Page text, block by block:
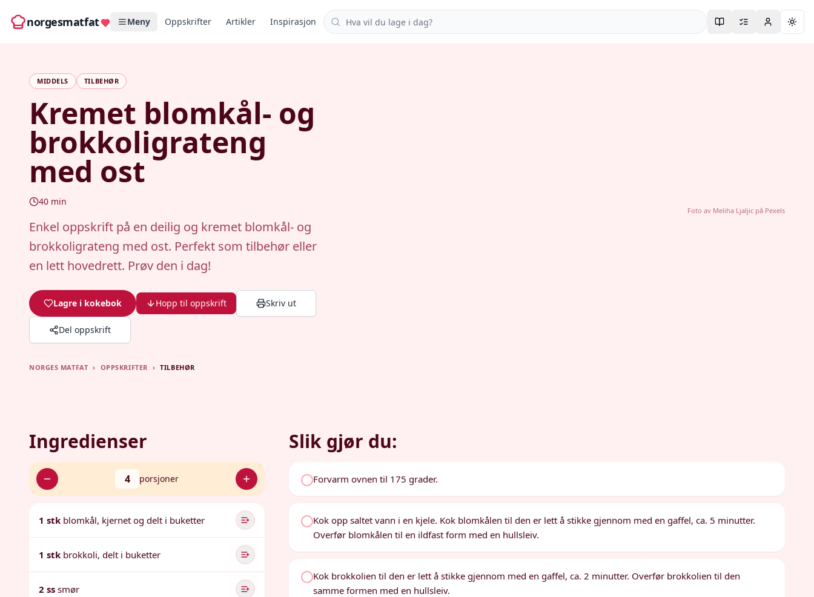
norgesmatfat Meny Oppskrifter Artikler Inspirasjon Søk i oppskrifter
MIDDELS TILBEHØR
Kremet blomkål- og
brokkoligrateng
med ost
40 min
Enkel oppskrift på en deilig og kremet blomkål- og
brokkoligrateng med ost. Perfekt som tilbehør eller
en lett hovedrett. Prøv den i dag!
Lagre i kokebok Hopp til oppskrift Skriv ut
Del oppskrift
Foto av Meliha Ljaljicpå Pexels
NORGES MATFAT › OPPSKRIFTER › TILBEHØR
Ingredienser
4 porsjoner
1 stk blomkål, kjernet og delt i buketter
1 stk brokkoli, delt i buketter
2 ss smør
Slik gjør du:
Forvarm ovnen til 175 grader.
Kok opp saltet vann i en kjele. Kok blomkålen til den er lett å stikke gjennom med en gaffel, ca. 5 minutter.
Overfør blomkålen til en ildfast form med en hullsleiv.
Kok brokkolien til den er lett å stikke gjennom med en gaffel, ca. 2 minutter. Overfør brokkolien til den
samme formen med en hullsleiv.